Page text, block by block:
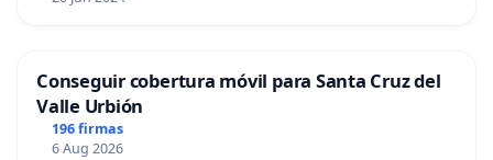
Conseguir cobertura móvil para Santa Cruz del
Valle Urbión
196 firmas
6 Aug 2026